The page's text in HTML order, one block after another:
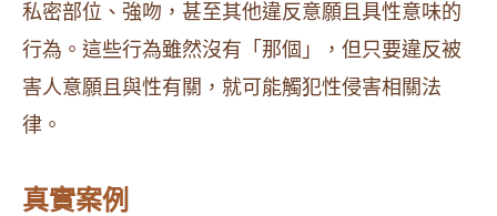
私密部位、強吻，甚至其他違反意願且具性意味的
行為。這些行為雖然沒有「那個」，但只要違反被
害人意願且與性有關，就可能觸犯性侵害相關法
律。
真實案例